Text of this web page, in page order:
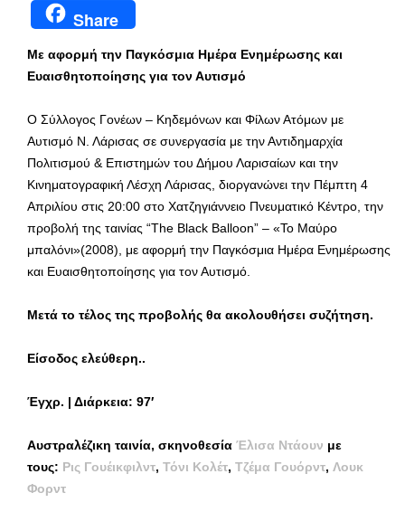
Share
Με αφορμή την Παγκόσμια Ημέρα Ενημέρωσης και
Ευαισθητοποίησης για τον Αυτισμό
Ο Σύλλογος Γονέων – Κηδεμόνων και Φίλων Ατόμων με
Αυτισμό Ν. Λάρισας σε συνεργασία με την Αντιδημαρχία
Πολιτισμού & Επιστημών του Δήμου Λαρισαίων και την
Κινηματογραφική Λέσχη Λάρισας, διοργανώνει την Πέμπτη 4
Απριλίου στις 20:00 στο Χατζηγιάννειο Πνευματικό Κέντρο, την
προβολή της ταινίας “The Black Balloon” – «Το Μαύρο
μπαλόνι»(2008), με αφορμή την Παγκόσμια Ημέρα Ενημέρωσης
και Ευαισθητοποίησης για τον Αυτισμό.
Μετά το τέλος της προβολής θα ακολουθήσει συζήτηση.
Είσοδος ελεύθερη..
Έγχρ. | Διάρκεια: 97′
Αυστραλέζικη ταινία, σκηνοθεσία Έλισα Ντάουν με
τους: Ρις Γουέικφιλντ, Τόνι Κολέτ, Τζέμα Γουόρντ, Λουκ
Φορντ